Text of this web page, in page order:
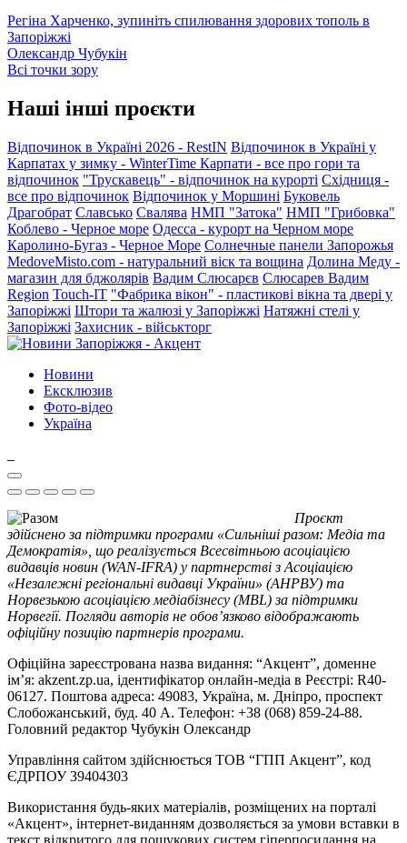
Регіна Харченко, зупиніть спилювання здорових тополь в
Запоріжжі
Олександр Чубукін
Всі точки зору
Наші інші проєкти
Відпочинок в Україні 2026 - RestIN Відпочинок в Україні у
Карпатах у зимку - WinterTime Карпати - все про гори та
відпочинок "Трускавець" - відпочинок на курорті Східниця -
все про відпочинок Відпочинок у Моршині Буковель
Драгобрат Славсько Свалява НМП "Затока" НМП "Грибовка"
Коблево - Черное море Одесса - курорт на Черном море
Каролино-Бугаз - Черное Море Солнечные панели Запорожья
MedoveMisto.com - натуральний віск та вощина Долина Меду -
магазин для бджолярів Вадим Слюсарєв Слюсарев Вадим
Region Touch-IT "Фабрика вікон" - пластикові вікна та двері у
Запоріжжі Штори та жалюзі у Запоріжжі Натяжні стелі у
Запоріжжі Захисник - військторг
Новини
Ексклюзив
Фото-відео
Україна
Проєкт
здійснено за підтримки програми «Сильніші разом: Медіа та
Демократія», що реалізується Всесвітньою асоціацією
видавців новин (WAN-IFRA) у партнерстві з Асоціацією
«Незалежні регіональні видавці України» (АНРВУ) та
Норвезькою асоціацією медіабізнесу (MBL) за підтримки
Норвегії. Погляди авторів не обов’язково відображають
офіційну позицію партнерів програми.
Офіційна зареєстрована назва видання: “Акцент”, доменне
ім’я: akzent.zp.ua, ідентифікатор онлайн-медіа в Реєстрі: R40-
06127. Поштова адреса: 49083, Україна, м. Дніпро, проспект
Слобожанський, буд. 40 А. Телефон: +38 (068) 859-24-88.
Головний редактор Чубукін Олександр
Управління сайтом здійснюється ТОВ “ГПП Акцент”, код
ЄДРПОУ 39404303
Використання будь-яких матеріалів, розміщених на порталі
«Акцент», інтернет-виданням дозволяється за умови вставки в